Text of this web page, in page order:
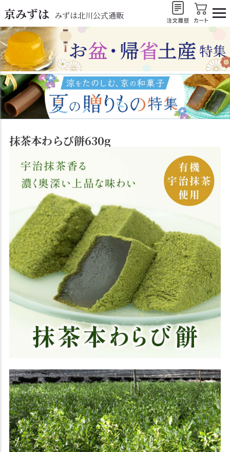
京みずは みずは北川公式通販
抹茶本わらび餅630g